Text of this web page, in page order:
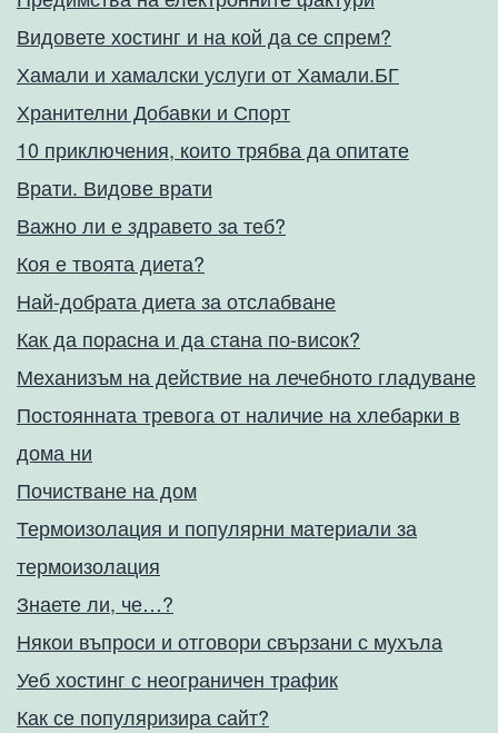
Видовете хостинг и на кой да се спрем?
Хамали и хамалски услуги от Хамали.БГ
Хранителни Добавки и Спорт
10 приключения, които трябва да опитате
Врати. Видове врати
Важно ли е здравето за теб?
Коя е твоята диета?
Най-добрата диета за отслабване
Как да порасна и да стана по-висок?
Механизъм на действие на лечебното гладуване
Постоянната тревога от наличие на хлебарки в
дома ни
Почистване на дом
Термоизолация и популярни материали за
термоизолация
Знаете ли, че…?
Някои въпроси и отговори свързани с мухъла
Уеб хостинг с неограничен трафик
Как се популяризира сайт?